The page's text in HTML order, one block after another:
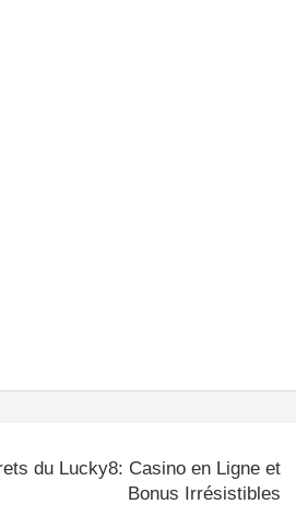
du Lucky8: Casino en Ligne et
Bonus Irrésistibles